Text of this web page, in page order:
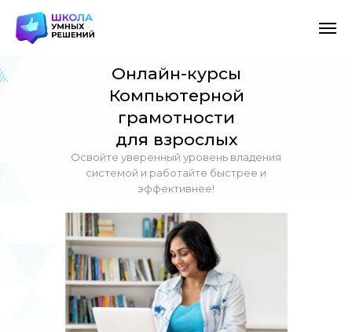
Онлайн-курсы
Компьютерной
грамотности
для взрослых
Освойте уверенный уровень владения
системой и работайте быстрее и
эффективнее!